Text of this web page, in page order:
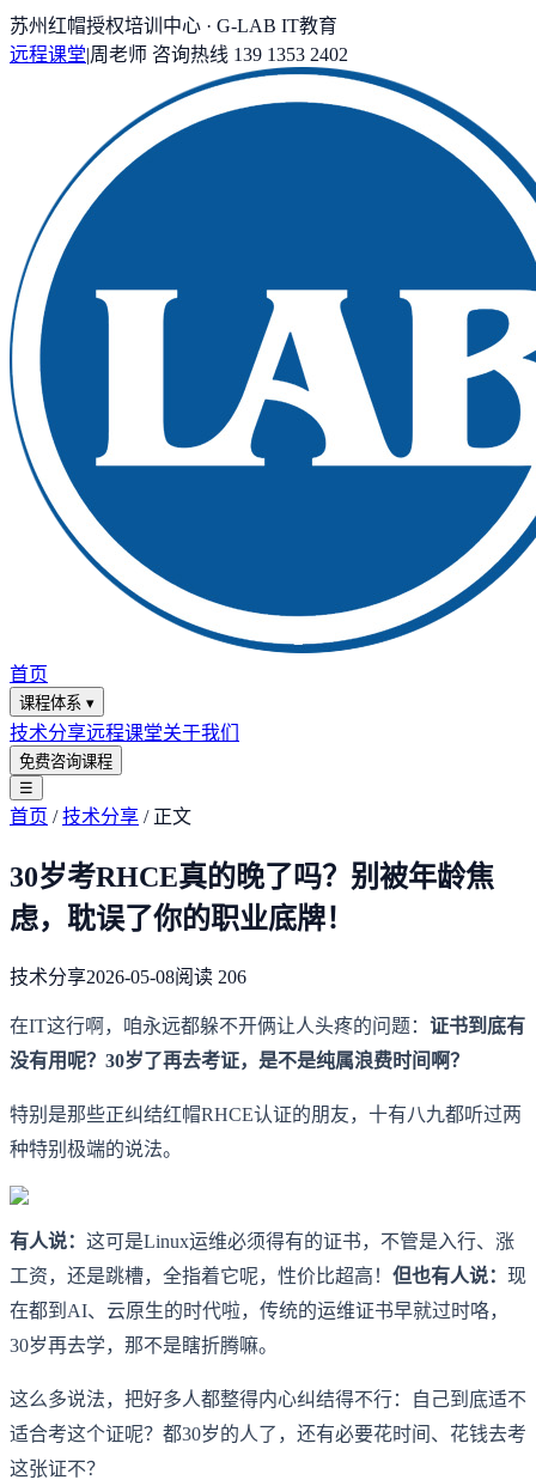
苏州红帽授权培训中心 · G-LAB IT教育
远程课堂|周老师 咨询热线 139 1353 2402
首页
课程体系 ▾
技术分享远程课堂关于我们
免费咨询课程
☰
首页 /技术分享 / 正文
30岁考RHCE真的晚了吗？别被年龄焦
虑，耽误了你的职业底牌！
技术分享2026-05-08阅读 206
在IT这行啊，咱永远都躲不开俩让人头疼的问题： 证书到底有
没有用呢？30岁了再去考证，是不是纯属浪费时间啊？
特别是那些正纠结红帽RHCE认证的朋友，十有八九都听过两
种特别极端的说法。
有人说： 这可是Linux运维必须得有的证书，不管是入行、涨
工资，还是跳槽，全指着它呢，性价比超高！ 但也有人说： 现
在都到AI、云原生的时代啦，传统的运维证书早就过时咯，
30岁再去学，那不是瞎折腾嘛。
这么多说法，把好多人都整得内心纠结得不行：自己到底适不
适合考这个证呢？都30岁的人了，还有必要花时间、花钱去考
这张证不？